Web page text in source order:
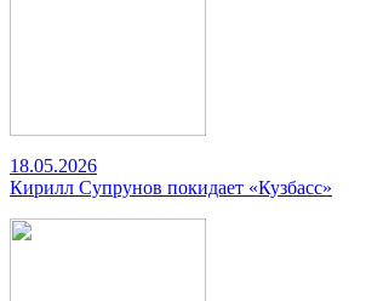
18.05.2026
Кирилл Супрунов покидает «Кузбасс»